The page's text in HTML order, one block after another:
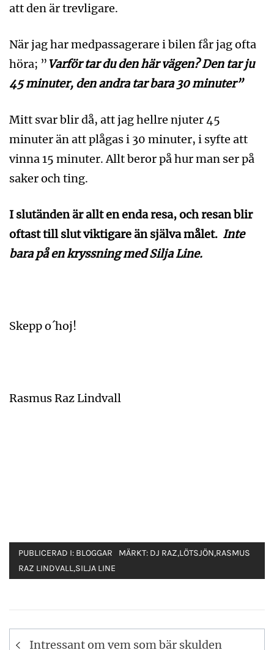
att den är trevligare.
När jag har medpassagerare i bilen får jag ofta
höra; ” Varför tar du den här vägen? Den tar ju
45 minuter, den andra tar bara 30 minuter”
Mitt svar blir då, att jag hellre njuter 45
minuter än att plågas i 30 minuter, i syfte att
vinna 15 minuter. Allt beror på hur man ser på
saker och ting.
I slutänden är allt en enda resa, och resan blir
oftast till slut viktigare än själva målet. Inte
bara på en kryssning med Silja Line.
Skepp o´hoj!
Rasmus Raz Lindvall
PUBLICERAD I: BLOGGAR MÄRKT: DJ RAZ,LÖTSJÖN,RASMUS
RAZ LINDVALL,SILJA LINE
Inläggsnavigering
Intressant om vem som bär skulden